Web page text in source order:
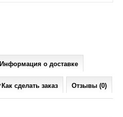
Информация о доставке
Как сделать заказ Отзывы (0)